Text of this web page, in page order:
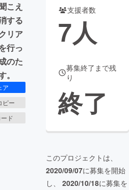
納税machi-ya コミュニティ
こえ
する
リア
行っ
のた
ア
ピー
ド
支援者数
7人
募集終了まで残
り
終了
このプロジェクトは、
2020/09/07に募集を開始
し、 2020/10/18に募集を